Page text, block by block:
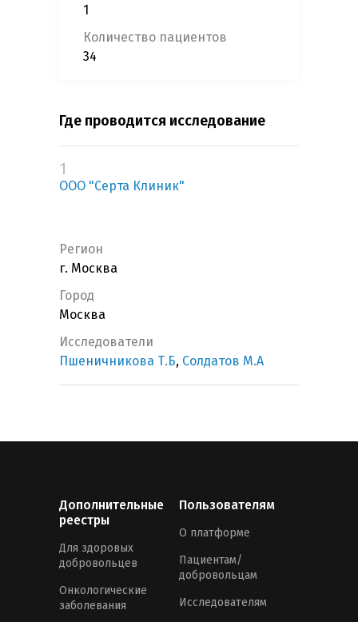
1
Количество пациентов
34
Где проводится исследование
1
ООО "Серта Клиник"
Регион
г. Москва
Город
Москва
Исследователи
Пшеничникова Т.Б, Солдатов М.А
Дополнительные
реестры
Для здоровых
добровольцев
Онкологические
заболевания
Пользователям
О платформе
Пациентам/
добровольцам
Исследователям